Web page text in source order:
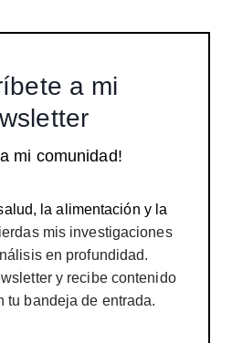
a mi
mi comunidad!
la alimentación y la
mis investigaciones
en profundidad.
y recibe contenido
tu bandeja de entrada.